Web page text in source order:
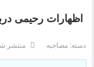
اظهارات رحیمی
دسته:مصاحبه منتشر شده در